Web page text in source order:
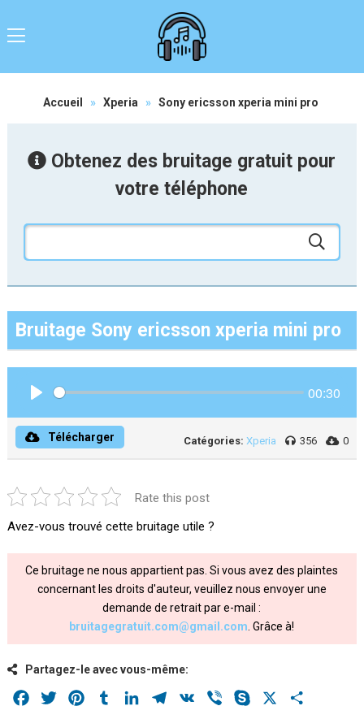
Accueil » Xperia » Sony ericsson xperia mini pro
Obtenez des bruitage gratuit pour
votre téléphone
Bruitage Sony ericsson xperia mini pro
00:30
Télécharger Catégories: Xperia 356 0
Rate this post
Avez-vous trouvé cette bruitage utile ?
Ce bruitage ne nous appartient pas. Si vous avez des plaintes
concernant les droits d'auteur, veuillez nous envoyer une
demande de retrait par e-mail :
bruitagegratuit.com@gmail.com . Grâce à!
Partagez-le avec vous-même:
Facebook
Twitter PinterestTumblrLinkedInTelegram
VK Viber Skype